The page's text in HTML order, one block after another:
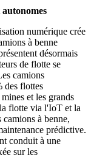
numérique crée
à benne
désormais
de flotte se
camions
des flottes
et les grands
flotte via l'IoT et la
à benne,
prédictive.
conduit à une
sur les